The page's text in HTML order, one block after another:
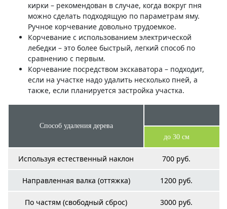
кирки – рекомендован в случае, когда вокруг пня
можно сделать подходящую по параметрам яму.
Ручное корчевание довольно трудоемкое.
Корчевание с использованием электрической
лебедки – это более быстрый, легкий способ по
сравнению с первым.
Корчевание посредством экскаватора – подходит,
если на участке надо удалить несколько пней, а
также, если планируется застройка участка.
Способ удаления дерева
до 30 см
Используя естественный наклон 700 руб.
Направленная валка (оттяжка) 1200 руб.
По частям (свободный сброс) 3000 руб.